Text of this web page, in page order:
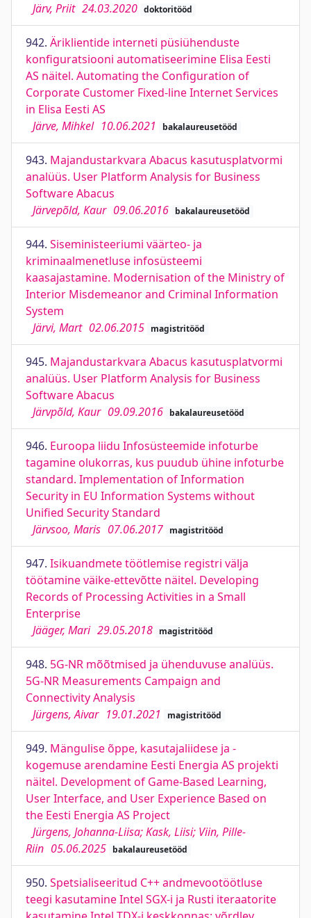
Järv, Priit 24.03.2020 doktoritööd
942. Äriklientide interneti püsiühenduste
konfiguratsiooni automatiseerimine Elisa Eesti
AS näitel. Automating the Configuration of
Corporate Customer Fixed-line Internet Services
in Elisa Eesti AS
Järve, Mihkel 10.06.2021 bakalaureusetööd
943. Majandustarkvara Abacus kasutusplatvormi
analüüs. User Platform Analysis for Business
Software Abacus
Järvepõld, Kaur 09.06.2016 bakalaureusetööd
944. Siseministeeriumi väärteo- ja
kriminaalmenetluse infosüsteemi
kaasajastamine. Modernisation of the Ministry of
Interior Misdemeanor and Criminal Information
System
Järvi, Mart 02.06.2015 magistritööd
945. Majandustarkvara Abacus kasutusplatvormi
analüüs. User Platform Analysis for Business
Software Abacus
Järvpõld, Kaur 09.09.2016 bakalaureusetööd
946. Euroopa liidu Infosüsteemide infoturbe
tagamine olukorras, kus puudub ühine infoturbe
standard. Implementation of Information
Security in EU Information Systems without
Unified Security Standard
Järvsoo, Maris 07.06.2017 magistritööd
947. Isikuandmete töötlemise registri välja
töötamine väike-ettevõtte näitel. Developing
Records of Processing Activities in a Small
Enterprise
Jääger, Mari 29.05.2018 magistritööd
948. 5G-NR mõõtmised ja ühenduvuse analüüs.
5G-NR Measurements Campaign and
Connectivity Analysis
Jürgens, Aivar 19.01.2021 magistritööd
949. Mängulise õppe, kasutajaliidese ja -
kogemuse arendamine Eesti Energia AS projekti
näitel. Development of Game-Based Learning,
User Interface, and User Experience Based on
the Eesti Energia AS Project
Jürgens, Johanna-Liisa; Kask, Liisi; Viin, Pille-
Riin 05.06.2025 bakalaureusetööd
950. Spetsialiseeritud C++ andmevootöötluse
teegi kasutamine Intel SGX-i ja Rusti iteraatorite